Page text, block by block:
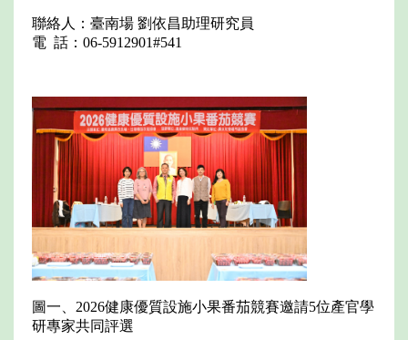
聯絡人：臺南場 劉依昌助理研究員
電 話：06-5912901#541
圖一、2026健康優質設施小果番茄競賽邀請5位產官學
研專家共同評選